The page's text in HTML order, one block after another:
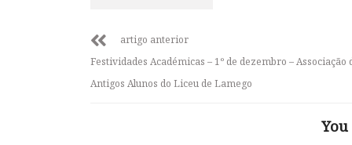
artigo anterior
Festividades Académicas – 1º de dezembro – Associação
Antigos Alunos do Liceu de Lamego